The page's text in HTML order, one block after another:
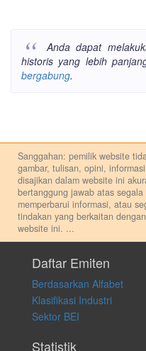
Anda dapat
historis yang lebih
bergabung.
Sanggahan: pemilik website
gambar, tulisan, opini,
disajikan dalam website ini
bertanggung jawab atas
memperbarui informasi, atau
tindakan yang berkaitan
website ini. ...
pribadi. Kami tidak memberi
membeli, menjual atau
transaksi perdagangan
atas keputusan investasi yang
apapun juga, yang diakibatkan
langsung atas konten pada
Daftar Emiten
Berdasarkan Alfabet
Klasifikasi Industri
Sektor BEI
Statistik